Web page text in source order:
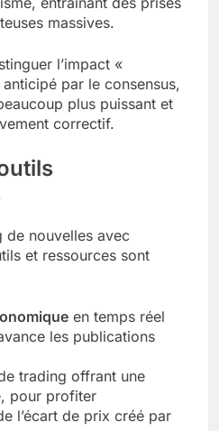
massives.
l’impact «
par le consensus,
plus puissant et
correctif.
de nouvelles avec
et ressources sont
en temps réel
les publications
trading offrant une
pour profiter
l’écart de prix créé par